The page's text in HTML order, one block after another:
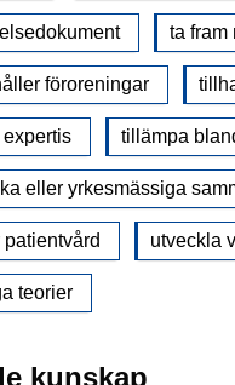
ta fram
föroreningar
tillämpa
eller yrkesmässiga
utveckla
teorier
kunskap